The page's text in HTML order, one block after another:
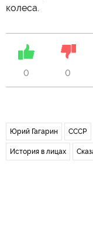
колеса.
0 0
Юрий Гагарин СССР
История в лицах